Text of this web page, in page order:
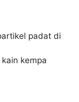
padat di
kempa